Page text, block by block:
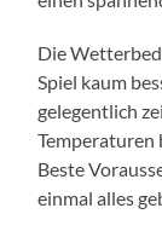
Die
Spiel kaum
gelegentlich
Temperaturen
Beste
einmal alles